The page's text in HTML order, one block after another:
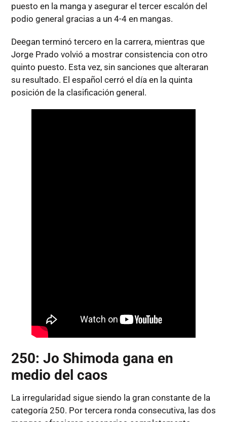
puesto en la manga y asegurar el tercer escalón del
podio general gracias a un 4-4 en mangas.
Deegan terminó tercero en la carrera, mientras que
Jorge Prado volvió a mostrar consistencia con otro
quinto puesto. Esta vez, sin sanciones que alteraran
su resultado. El español cerró el día en la quinta
posición de la clasificación general.
250: Jo Shimoda gana en
medio del caos
La irregularidad sigue siendo la gran constante de la
categoría 250. Por tercera ronda consecutiva, las dos